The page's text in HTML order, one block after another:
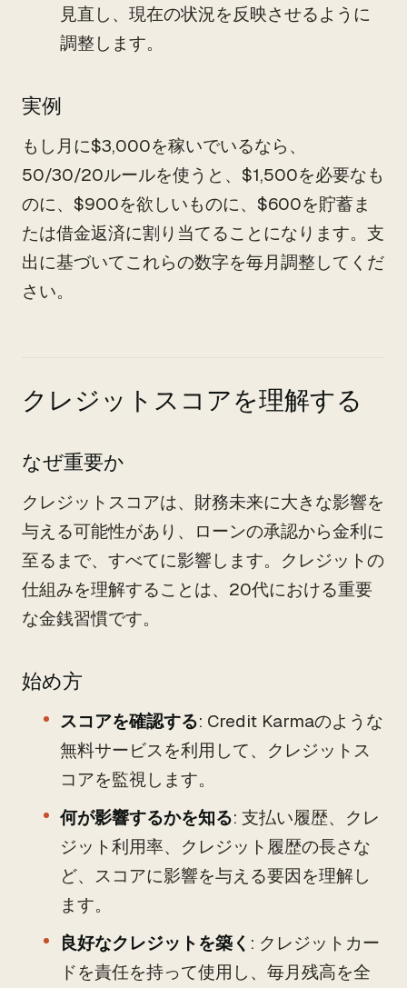
見直し、現在の状況を反映させるように
調整します。
実例
もし月に$3,000を稼いでいるなら、
50/30/20ルールを使うと、$1,500を必要なも
のに、$900を欲しいものに、$600を貯蓄ま
たは借金返済に割り当てることになります。支
出に基づいてこれらの数字を毎月調整してくだ
さい。
クレジットスコアを理解する
なぜ重要か
クレジットスコアは、財務未来に大きな影響を
与える可能性があり、ローンの承認から金利に
至るまで、すべてに影響します。クレジットの
仕組みを理解することは、20代における重要
な金銭習慣です。
始め方
スコアを確認する: Credit Karmaのような
無料サービスを利用して、クレジットス
コアを監視します。
何が影響するかを知る: 支払い履歴、クレ
ジット利用率、クレジット履歴の長さな
ど、スコアに影響を与える要因を理解し
ます。
良好なクレジットを築く : クレジットカー
ドを責任を持って使用し、毎月残高を全